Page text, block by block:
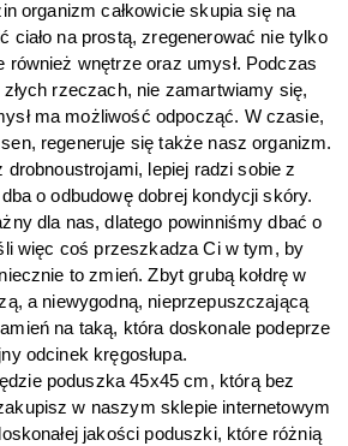
organizm całkowicie skupia się na
ciało na prostą, zregenerować nie tylko
również wnętrze oraz umysł. Podczas
rzeczach, nie zamartwiamy się,
ma możliwość odpocząć. W czasie,
regeneruje się także nasz organizm.
lepiej radzi sobie z
o odbudowę dobrej kondycji skóry.
dla nas, dlatego powinniśmy dbać o
więc coś przeszkadza Ci w tym, by
to zmień. Zbyt grubą kołdrę w
a niewygodną, nieprzepuszczającą
na taką, która doskonale podeprze
odcinek kręgosłupa.
poduszka 45x45 cm, którą bez
w naszym sklepie internetowym
jakości poduszki, które różnią